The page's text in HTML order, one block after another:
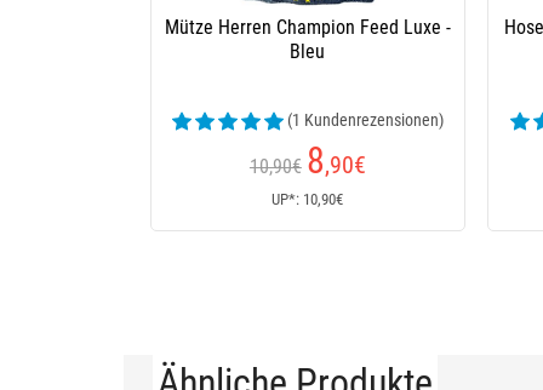
Mütze Herren Champion Feed Luxe -
Bleu
(1 Kundenrezensionen)
10,90€ 8,90€
UP*: 10,90€